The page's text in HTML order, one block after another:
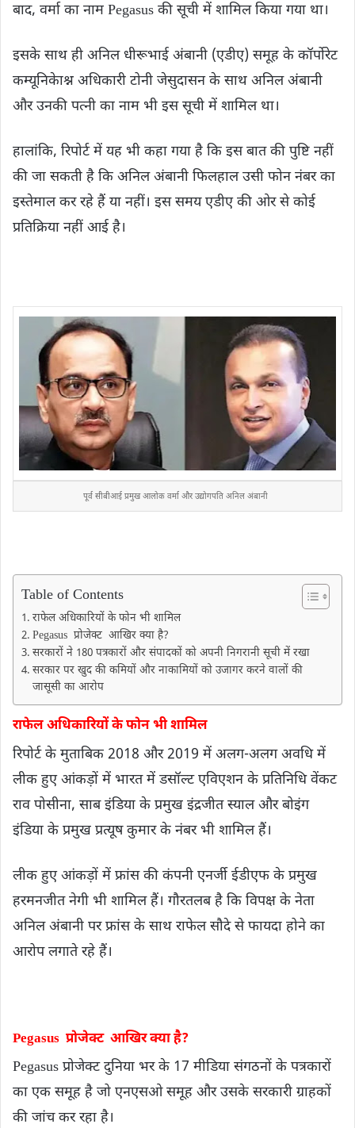
बाद, वर्मा का नाम Pegasus की सूची में शामिल किया गया था।
इसके साथ ही अनिल धीरूभाई अंबानी (एडीए) समूह के कॉर्पोरेट
कम्यूनिकेाश्न अधिकारी टोनी जेसुदासन के साथ अनिल अंबानी
और उनकी पत्नी का नाम भी इस सूची में शामिल था।
हालांकि, रिपोर्ट में यह भी कहा गया है कि इस बात की पुष्टि नहीं
की जा सकती है कि अनिल अंबानी फिलहाल उसी फोन नंबर का
इस्तेमाल कर रहे हैं या नहीं। इस समय एडीए की ओर से कोई
प्रतिक्रिया नहीं आई है।
पूर्व सीबीआई प्रमुख आलोक वर्मा औरउद्योगपति अनिल अंबानी
Table of Contents
राफेल अधिकारियों के फोन भी शामिल
Pegasus प्रोजेक्ट आखिर क्या है?
सरकारों ने 180 पत्रकारों और संपादकों को अपनी निगरानी सूची में रखा
सरकार पर खुद की कमियों और नाकामियों को उजागर करने वालों की
जासूसी का आरोप
राफेल अधिकारियों के फोन भी शामिल
रिपोर्ट के मुताबिक 2018 और 2019 में अलग-अलग अवधि में
लीक हुए आंकड़ों में भारत में डसॉल्ट एविएशन के प्रतिनिधि वेंकट
राव पोसीना, साब इंडिया के प्रमुख इंद्रजीत स्याल और बोइंग
इंडिया के प्रमुख प्रत्यूष कुमार के नंबर भी शामिल हैं।
लीक हुए आंकड़ों में फ्रांस की कंपनी एनर्जी ईडीएफ के प्रमुख
हरमनजीत नेगी भी शामिल हैं। गौरतलब है कि विपक्ष के नेता
अनिल अंबानी पर फ्रांस के साथ राफेल सौदे से फायदा होने का
आरोप लगाते रहे हैं।
Pegasus प्रोजेक्ट आखिर क्या है?
Pegasus प्रोजेक्ट दुनिया भर के 17 मीडिया संगठनों के पत्रकारों
का एक समूह है जो एनएसओ समूह और उसके सरकारी ग्राहकों
की जांच कर रहा है।